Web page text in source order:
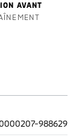
AVANT
988629